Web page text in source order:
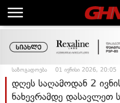
საზოგადოება 01 ივნისი 2026, 20:05
დღეს საღამოდან 2
ნახევრამდე დასავლეთ